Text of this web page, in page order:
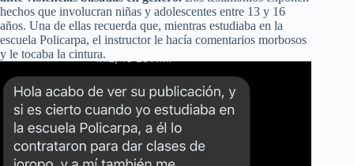
hechos que involucran niñas y adolescentes entre 13 y 16
años. Una de ellas recuerda que, mientras estudiaba en la
escuela Policarpa, el instructor le hacía comentarios morbosos
y le tocaba la cintura.